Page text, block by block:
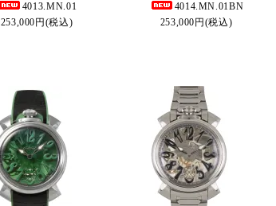
4013.MN.01
253,000円(税込)
4014.MN.01BN
253,000円(税込)